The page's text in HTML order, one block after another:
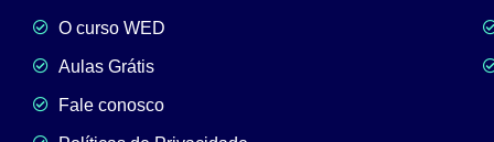
O curso WED
Aulas Grátis
Fale conosco